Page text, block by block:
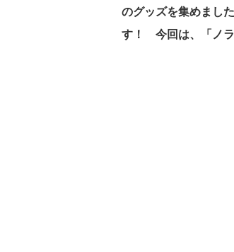
のグッズを集めました
す！ 今回は、「ノラ